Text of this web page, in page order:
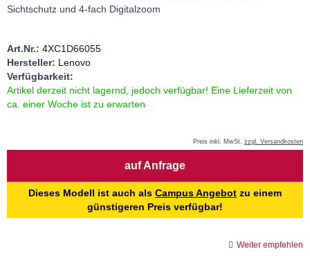
Sichtschutz und 4-fach Digitalzoom
Art.Nr.: 4XC1D66055
Hersteller: Lenovo
Verfügbarkeit:
Artikel derzeit nicht lagernd, jedoch verfügbar! Eine Lieferzeit von
ca. einer Woche ist zu erwarten
Preis inkl. MwSt. zzgl. Versandkosten
auf Anfrage
Dieses Modell ist auch als Campus Angebot zu einem
günstigeren Preis verfügbar!
Weiter empfehlen